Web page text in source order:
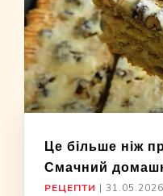
Це більше ніж
Смачний
РЕЦЕПТИ | 31.05.2026